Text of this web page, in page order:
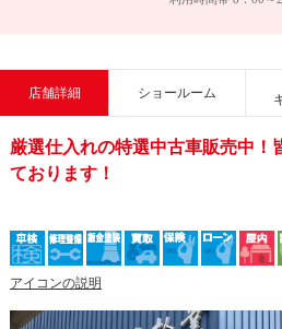
店舗詳細 ショールーム
厳選仕入れの特選中古車販売中！
ております！
アイコンの説明